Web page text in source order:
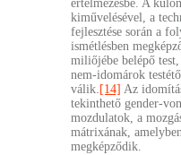
értelmezésbe. A
kiművelésével, a
fejlesztése során a
ismétlésben
miliőjébe belépő
nem-idomárok
válik. [14] Az
tekinthető gender-
mozdulatok, a
mátrixának,
megképződik.